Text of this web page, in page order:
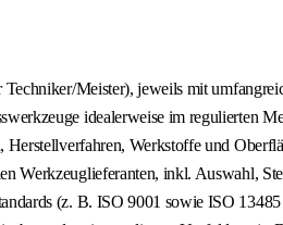
Techniker/Meister), jeweils mit
idealerweise im regulierten
Werkstoffe und
Werkzeuglieferanten, inkl. Auswahl,
(z. B. ISO 9001 sowie ISO